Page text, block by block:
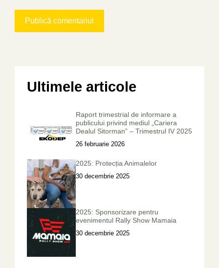
Ultimele articole
Raport trimestrial de informare a
publicului privind mediul „Cariera
Dealul Sitorman” – Trimestrul IV 2025
26 februarie 2026
2025: Protecția Animalelor
30 decembrie 2025
2025: Sponsorizare pentru
evenimentul Rally Show Mamaia
30 decembrie 2025